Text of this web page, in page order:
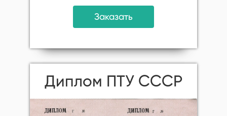
Заказать
Диплом ПТУ СССР